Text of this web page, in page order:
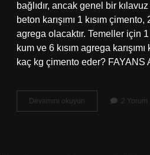
bağlıdır, ancak genel bir
beton karışımı 1 kısım çimento,
agrega olacaktır. Temeller için 1
kum ve 6 kısım agrega
kaç kg çimento eder?
Devamını okuyun
Torba
2 Yorum